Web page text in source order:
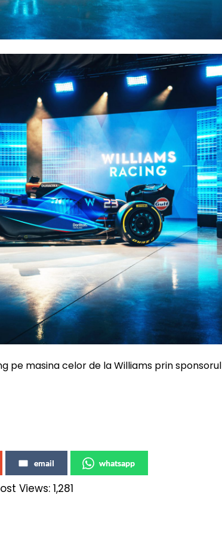
pe masina celor de la Williams prin sponsorul
email whatsapp
Views: 1,281